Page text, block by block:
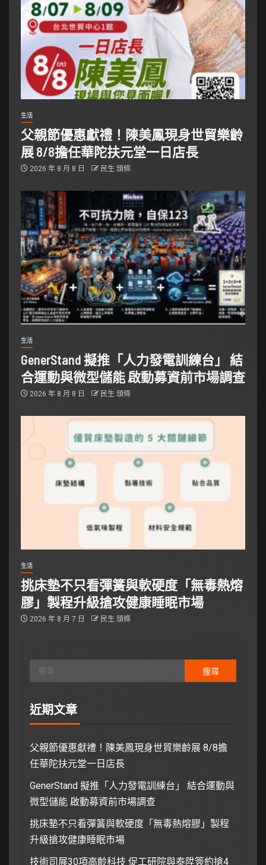
生活
父親節優惠獻禮！陳美鳳現身世貿樂齡
展 8/8擔任華陀扶元堂一日店長
2026 年 8 月 8 日 民生 頭條
生活
GenerStand 擬推「人力發電訓練台」 結
合運動與微型儲能 啟動募資前市場調查
2026 年 8 月 8 日 民生 頭條
生活
挑床墊不只看彈簧與軟硬度「無毒熱熔
膠」製程升級搶攻健康睡眠市場
2026 年 8 月 7 日 民生 頭條
近期文章
父親節優惠獻禮！陳美鳳現身世貿樂齡展 8/8擔
任華陀扶元堂一日店長
GenerStand 擬推「人力發電訓練台」 結合運動與
微型儲能 啟動募資前市場調查
挑床墊不只看彈簧與軟硬度「無毒熱熔膠」製程
升級搶攻健康睡眠市場
技術司展30項高齡科技 促工研院與泰陞簽約搶4